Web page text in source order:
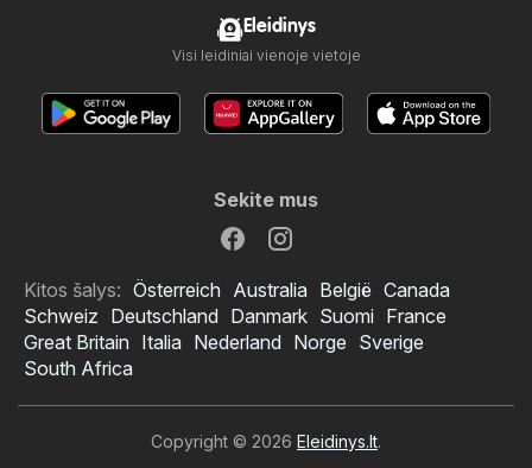
Eleidinys
Visi leidiniai vienoje vietoje
Sekite mus
Kitos šalys: Österreich Australia België Canada
Schweiz Deutschland Danmark Suomi France
Great Britain Italia Nederland Norge Sverige
South Africa
Copyright © 2026 Eleidinys.lt.